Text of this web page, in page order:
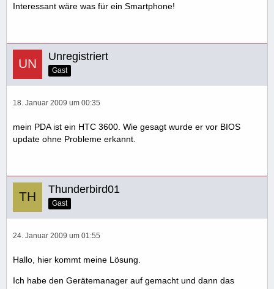
Interessant wäre was für ein Smartphone!
Unregistriert
Gast
18. Januar 2009 um 00:35
mein PDA ist ein HTC 3600. Wie gesagt wurde er vor BIOS
update ohne Probleme erkannt.
Thunderbird01
Gast
24. Januar 2009 um 01:55
Hallo, hier kommt meine Lösung.
Ich habe den Gerätemanager auf gemacht und dann das